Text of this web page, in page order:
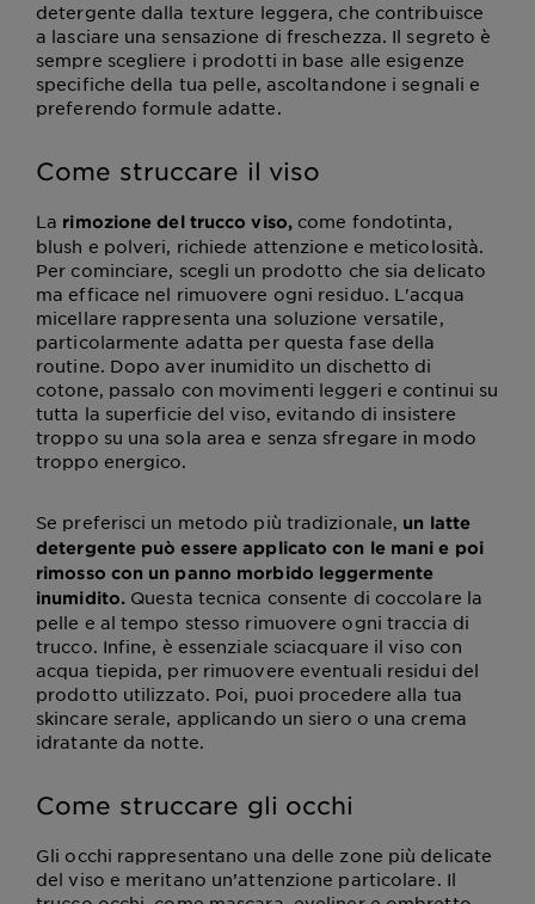
detergente dalla texture leggera, che contribuisce
a lasciare una sensazione di freschezza. Il segreto è
sempre scegliere i prodotti in base alle esigenze
specifiche della tua pelle, ascoltandone i segnali e
preferendo formule adatte.
Come struccare il viso
La rimozione del trucco viso,come fondotinta,
blush e polveri, richiede attenzione e meticolosità.
Per cominciare, scegli un prodotto che sia delicato
ma efficace nel rimuovere ogni residuo. L'acqua
micellare rappresenta una soluzione versatile,
particolarmente adatta per questa fase della
routine. Dopo aver inumidito un dischetto di
cotone, passalo con movimenti leggeri e continui su
tutta la superficie del viso, evitando di insistere
troppo su una sola area e senza sfregare in modo
troppo energico.
Se preferisci un metodo più tradizionale, un latte
detergente può essere applicato con le mani e poi
rimosso con un panno morbido leggermente
inumidito. Questa tecnica consente di coccolare la
pelle e al tempo stesso rimuovere ogni traccia di
trucco. Infine, è essenziale sciacquare il viso con
acqua tiepida, per rimuovere eventuali residui del
prodotto utilizzato. Poi, puoi procedere alla tua
skincare serale, applicando un siero o una crema
idratante da notte.
Come struccare gli occhi
Gli occhi rappresentano una delle zone più delicate
del viso e meritano un’attenzione particolare. Il